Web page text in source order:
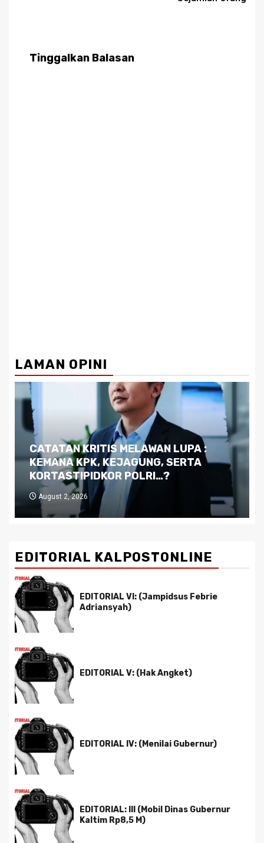
Tinggalkan Balasan
LAMAN OPINI
Dilema Kaltim di Tengah Krisis:
Kutukan Sumber Daya Alam dan
Pemimpin yang Tak Kreatif
July 29, 2026
EDITORIAL KALPOSTONLINE
EDITORIAL VI: (Jampidsus Febrie
Adriansyah)
EDITORIAL V: (Hak Angket)
EDITORIAL IV: (Menilai Gubernur)
EDITORIAL: III (Mobil Dinas Gubernur
Kaltim Rp8,5 M)